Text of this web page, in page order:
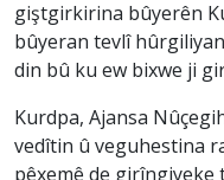
giştgirkirina bûyerên
bûyeran tevlî
din bû ku ew bixwe ji
Kurdpa, Ajansa
vedîtin û veguhestina